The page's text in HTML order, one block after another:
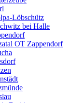
Löbschütz
bei Halle
OT Zappendorf